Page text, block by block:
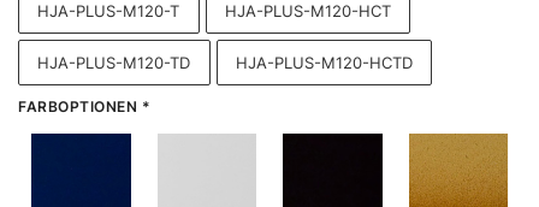
HJA-PLUS-M120-T HJA-PLUS-M120-HCT
HJA-PLUS-M120-TD HJA-PLUS-M120-HCTD
FARBOPTIONEN *